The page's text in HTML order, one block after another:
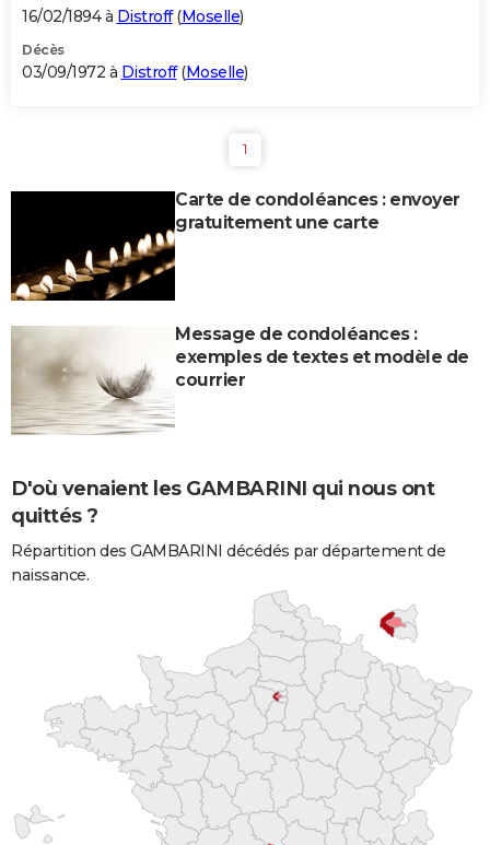
16/02/1894 à Distroff(Moselle)
Décès
03/09/1972 à Distroff(Moselle)
1
Carte de condoléances : envoyer
gratuitement une carte
Message de condoléances :
exemples de textes et modèle de
courrier
D'où venaient les GAMBARINI qui nous ont
quittés ?
Répartition des GAMBARINI décédés par département de
naissance.